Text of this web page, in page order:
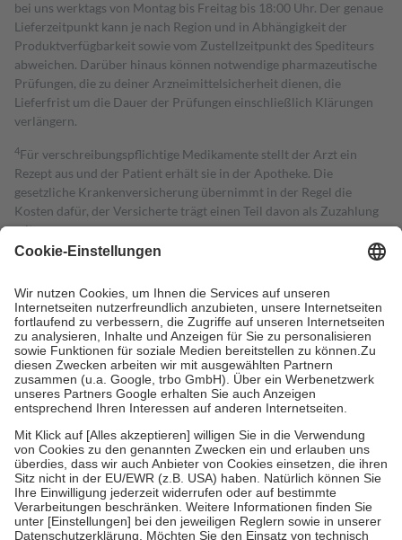
bei uns werktags von Montag bis Freitag bis 18:00 Uhr. Der genaue
Lieferzeitpunkt kann je nach Region und in Abhängigkeit der
Produktverfügbarkeit sowie vom Zustellzeitpunkt des Spediteurs
abweichen. Darüber hinaus können notwendige pharmazeutische
Prüfungen, die zu deiner Arzneimittelsicherheit dienen, die
Lieferfrist um die Dauer der Prüfungen einschließlich Klärungen
verlängern.
4Für verschreibungspflichtige Medikamente stellt der Arzt ein
Rezept aus und der Patient erhält sie in der Apotheke. Die
gesetzliche Krankenversicherung übernimmt in der Regel die
Kosten dafür, der Versicherte trägt einen Teil davon als Zuzahlung
mit.
Grundsätzlich leisten Mitglieder Zuzahlungen in Höhe von zehn
höchstens zehn Euro.
Es sind jedoch nie mehr als die tatsächlichen
Kosten der Leistung zu entrichten.
Diese Regeln gelten grundsätzlich auch für Online-Apotheken.
Bei Heilmitteln und häuslicher Krankenpflege beträgt die
Zuzahlung zehn Prozent der Kosten sowie zehn Euro je
Verordnung.
Um das Engagement der Versicherten für ihre eigene Gesundheit zu
stärken und die besondere Stellung der Familie zu unterstützen,
fallenkeine Zuzahlungenan bei:
• Kindern und Jugendlichen bis zum vollendeten 18. Lebensjahr
mit Ausnahme der Fahrkosten
• Untersuchungen zur Vorsorge und Früherkennung, die von der
GKV getragen werden
• empfohlenen Schutzimpfungen